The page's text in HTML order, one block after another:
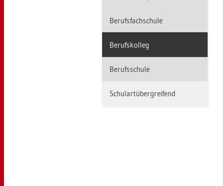
Be­rufs­fach­schu­le
Be­rufs­kol­leg
Be­rufs­schu­le
Schul­art­über­grei­fend